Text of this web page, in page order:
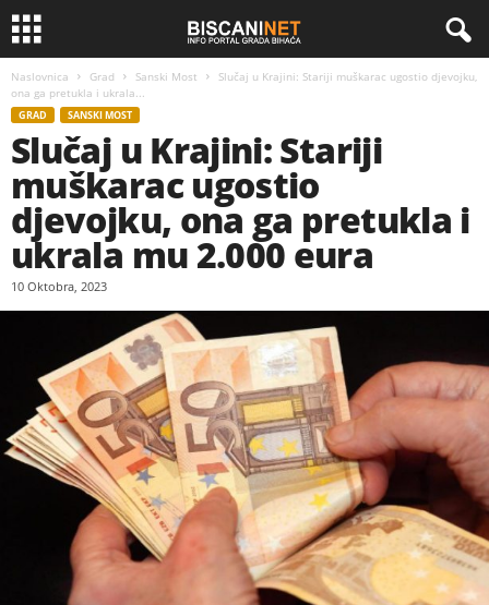
Naslovnica Grad Sanski Most
Slučaj u Krajini: Stariji muškarac ugostio djevojku,
ona ga pretukla i ukrala...
GRAD SANSKI MOST
Slučaj u Krajini: Stariji
muškarac ugostio
djevojku, ona ga pretukla i
ukrala mu 2.000 eura
10 Oktobra, 2023